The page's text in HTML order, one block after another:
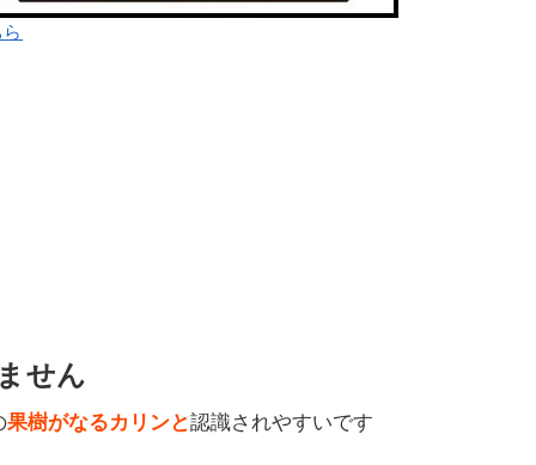
せん
果樹がなるカリンと認識されやすいです